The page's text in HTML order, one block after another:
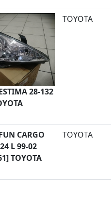
28-132
TOYOTA
CARGO
L 99-02
TOYOTA
TOYOTA